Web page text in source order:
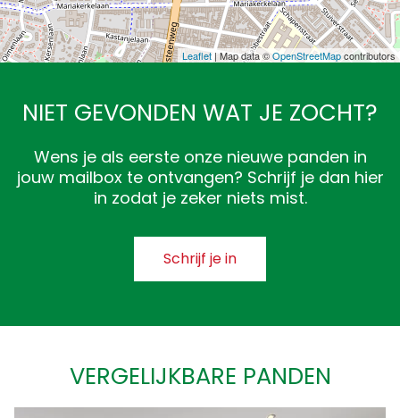
Leaflet | Map data ©OpenStreetMapcontributors
NIET GEVONDEN WAT JE ZOCHT?
Wens je als eerste onze nieuwe panden in
jouw mailbox te ontvangen? Schrijf je dan hier
in zodat je zeker niets mist.
Schrijf je in
VERGELIJKBARE PANDEN